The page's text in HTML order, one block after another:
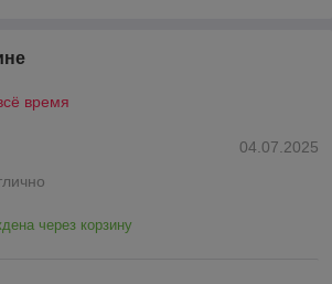
время
04.07.2025
через корзину